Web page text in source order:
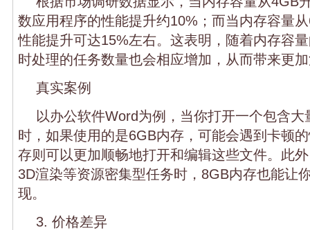
数应用程序的性能提升约10%；而当内存容量
性能提升可达15%左右。这表明，随着内存容
时处理的任务数量也会相应增加，从而带来更
真实案例
以办公软件Word为例，当你打开一个包含
时，如果使用的是6GB内存，可能会遇到卡顿
存则可以更加顺畅地打开和编辑这些文件。此
3D渲染等资源密集型任务时，8GB内存也能让
现。
3. 价格差异